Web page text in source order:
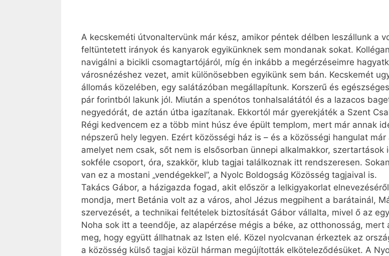
A kecskeméti útvonaltervünk már kész, amikor péntek délben leszállunk a
feltüntetett irányok és kanyarok egyikünknek sem mondanak sokat.
navigálni a bicikli csomagtartójáról, míg én inkább a megérzéseimre
városnézéshez vezet, amit különösebben egyikünk sem bán. Kecskemét
állomás közelében, egy salátázóban megállapítunk. Korszerű és
pár forintból lakunk jól. Miután a spenótos tonhalsalátától és a lazacos
negyedórát, de aztán útba igazítanak. Ekkortól már gyerekjáték a Szent
Régi kedvencem ez a több mint húsz éve épült templom, mert már annak
népszerű hely legyen. Ezért közösségi ház is – és a közösségi hangulat
amelyet nem csak, sőt nem is elsősorban ünnepi alkalmakkor,
sokféle csoport, óra, szakkör, klub tagjai találkoznak itt rendszeresen.
van ez a mostani „vendégekkel”, a Nyolc Boldogság Közösség tagjaival is.
Takács Gábor, a házigazda fogad, akit először a lelkigyakorlat
mondja, mert Betánia volt az a város, ahol Jézus megpihent a barátainál,
szervezését, a technikai feltételek biztosítását Gábor vállalta, mivel ő az
Noha sok itt a teendője, az alapérzése mégis a béke, az otthonosság,
meg, hogy együtt állhatnak az Isten elé. Közel nyolcvanan érkeztek az
a közösség külső tagjai közül hárman megújították elköteleződésüket. A